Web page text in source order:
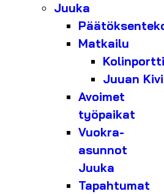
Juuka
Matkailu
Kolinportti
Juuan
Avoimet
työpaikat
Vuokra-
asunnot
Juuka
Tapahtumat